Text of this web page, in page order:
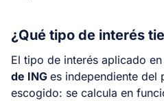
¿Qué tipo de interés
El tipo de interés aplicado en
de ING es independiente del
escogido: se calcula en